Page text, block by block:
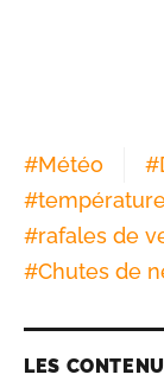
#Météo #
#
#rafales de
#Chutes de
LES